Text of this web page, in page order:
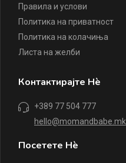
Правила и услови
Политика на приватност
Политика на колачиња
Листа на желби
Контактирајте Нè
+389 77 504 777
hello@momandbabe.mk
Посетете Нè